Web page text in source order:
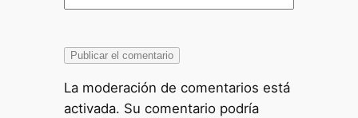
La moderación de comentarios está
activada. Su comentario podría